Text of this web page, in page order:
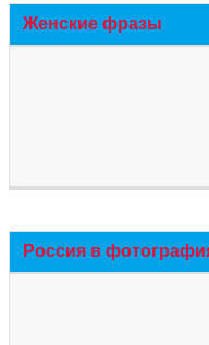
Женские фразы
Россия в